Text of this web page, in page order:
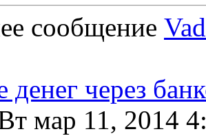
сообщение
денег через
мар 11, 2014